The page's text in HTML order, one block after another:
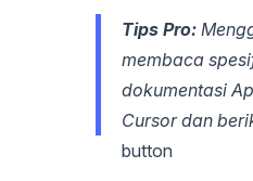
Tips Pro:
membaca
dokumentasi
Cursor dan
button